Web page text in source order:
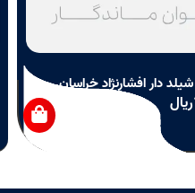
دار افشارنژاد خراسان
ریال